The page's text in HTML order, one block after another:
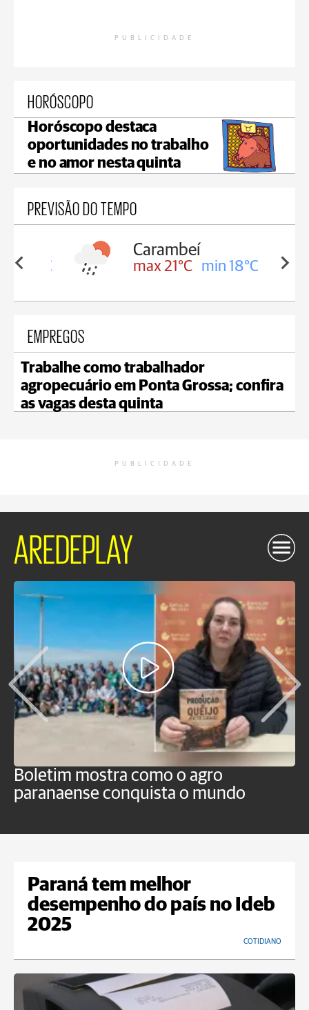
PUBLICIDADE
HORÓSCOPO
Horóscopo destaca
oportunidades no trabalho
e no amor nesta quinta
PREVISÃO DO TEMPO
18°C
Carambeí
max 21°C min 18°C
EMPREGOS
Trabalhe como trabalhador
agropecuário em Ponta Grossa; confira
as vagas desta quinta
PUBLICIDADE
AREDEPLAY
Boletim mostra como o agro
paranaense conquista o mundo
Paraná tem melhor
desempenho do país no Ideb
2025
COTIDIANO